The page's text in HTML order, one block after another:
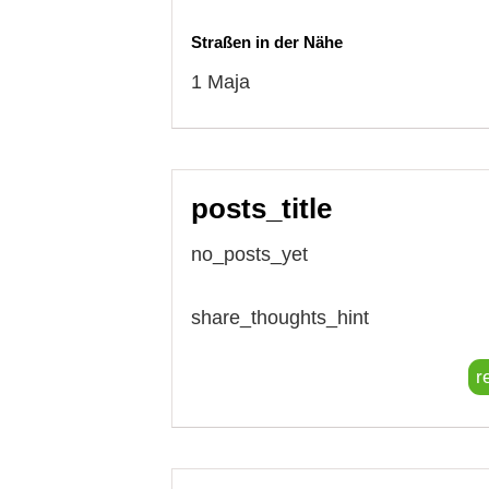
Straßen in der Nähe
1 Maja
posts_title
no_posts_yet
share_thoughts_hint